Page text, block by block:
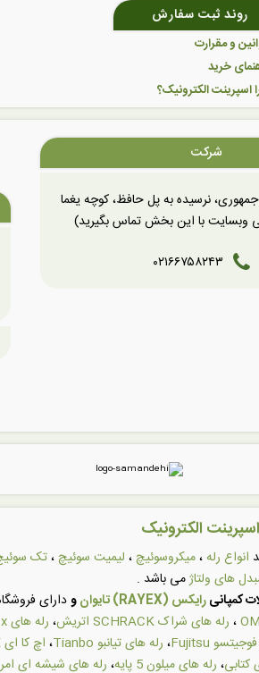
روند ثبت سفارش
و مقرارت
خرید
اسپرینت الکترونیک؟
شرکت
جمهوری، نرسیده به پل حافظ، کوچه یغما
وبسایت با این بخش تماس بگیرید)
۰۲۱۶۶۷۵۸۲۴۳
اسپرینت الکترونیک
انواع رله،میکروسوئیچ ، لیمیت سوئیچ ،تک
های ولتاژمی باشد .
کمپانیرایکس (RAYEX) تایوان ودارای
، رله های شراک SCHRACK اتریش ، رله های Rayex تایوان
فوجیتسو Fujitsu ، رله های تیانبو Tianbo ، اچ کا ای HKE
کتابی، رله های میلون 5 پایه ، رله های شیشه ای